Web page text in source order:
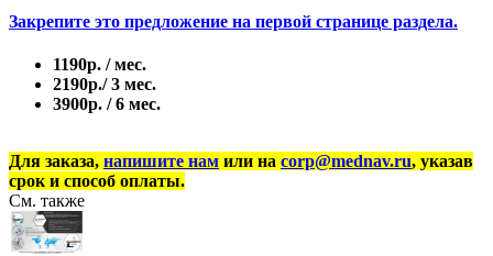
Закрепите это предложение на первой странице раздела.
1190р. / мес.
2190р./ 3 мес.
3900р. / 6 мес.
Для заказа, напишите нам или на corp@mednav.ru, указав
срок и способ оплаты.
См. также